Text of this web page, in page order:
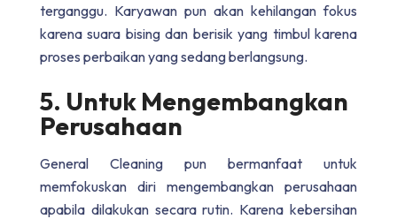
terganggu. Karyawan pun akan kehilangan fokus
karena suara bising dan berisik yang timbul karena
proses perbaikan yang sedang berlangsung.
5. Untuk Mengembangkan
Perusahaan
General Cleaning pun bermanfaat untuk
memfokuskan diri mengembangkan perusahaan
apabila dilakukan secara rutin. Karena kebersihan